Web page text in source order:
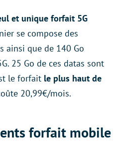
et unique forfait 5G
se compose des
ainsi que de 140 Go
25 Go de ces datas sont
le forfait le plus haut de
20,99€/mois.
forfait mobile